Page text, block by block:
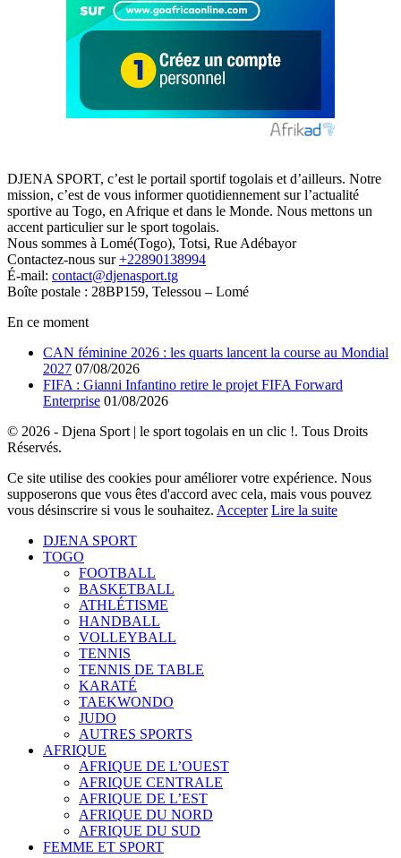
DJENA SPORT, c’est le portail sportif togolais et d’ailleurs. Notre
mission, c’est de vous informer quotidiennement sur l’actualité
sportive au Togo, en Afrique et dans le Monde. Nous mettons un
accent particulier sur le sport togolais.
Nous sommes à Lomé(Togo), Totsi, Rue Adébayor
Contactez-nous sur+22890138994
É-mail: contact@djenasport.tg
Boîte postale : 28BP159, Telessou – Lomé
En ce moment
CAN féminine 2026 : les quarts lancent la course au Mondial
2027 07/08/2026
FIFA : Gianni Infantino retire le projet FIFA Forward
Enterprise 01/08/2026
© 2026 - Djena Sport | le sport togolais en un clic !. Tous Droits
Réservés.
Ce site utilise des cookies pour améliorer votre expérience. Nous
supposerons que vous êtes d'accord avec cela, mais vous pouvez
vous désinscrire si vous le souhaitez. Accepter Lire la suite
DJENA SPORT
TOGO
FOOTBALL
BASKETBALL
ATHLÉTISME
HANDBALL
VOLLEYBALL
TENNIS
TENNIS DE TABLE
KARATÉ
TAEKWONDO
JUDO
AUTRES SPORTS
AFRIQUE
AFRIQUE DE L’OUEST
AFRIQUE CENTRALE
AFRIQUE DE L’EST
AFRIQUE DU NORD
AFRIQUE DU SUD
FEMME ET SPORT